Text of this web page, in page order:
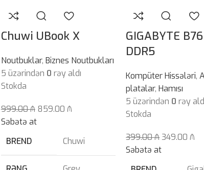
Chuwi UBook X
Noutbuklar, Biznes Noutbukları
5 üzərindən 0 rəy aldı
Stokda
999.00₼ 859.00 ₼
Səbətə at
BREND
Chuwi
GIGABYTE
DDR5
Kompüter Hissələri,
platalar, Hamısı
5 üzərindən 0 rəy
Stokda
399.00₼349.00₼
Səbətə at